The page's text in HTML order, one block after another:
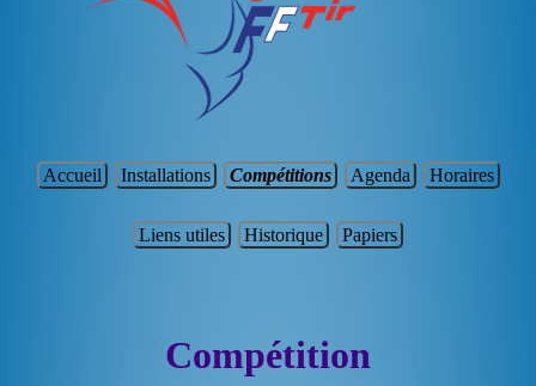
Accueil Installations Compétitions Agenda Horaires
Liens utiles Historique Papiers
Compétition